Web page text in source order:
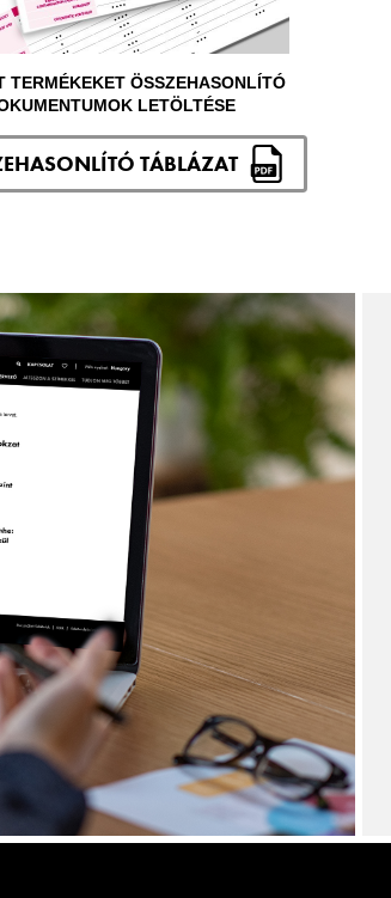
TERMÉKEKET ÖSSZEHASONLÍTÓ
LETÖLTÉSE
TÁBLÁZAT